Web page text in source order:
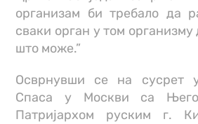
организам би требало да
сваки орган у том организму
што може.”
Осврнувши се на сусрет
Спаса у Москви са
Патријархом руским г.